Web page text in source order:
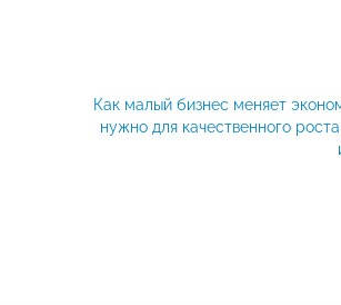
Как малый бизнес меняет
нужно для качественного